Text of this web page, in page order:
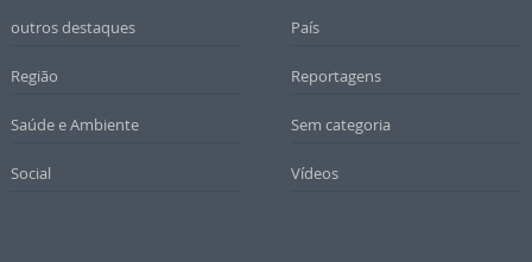
outros destaques País
Região Reportagens
Saúde e Ambiente Sem categoria
Social Vídeos